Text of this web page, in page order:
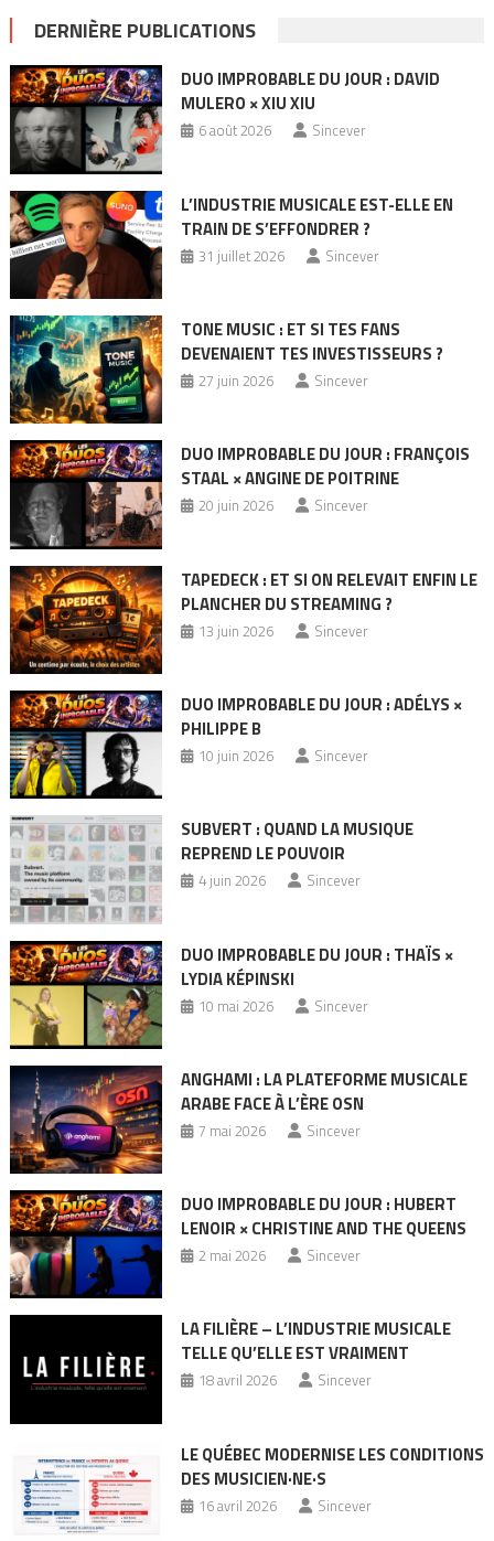
DERNIÈRE PUBLICATIONS
DUO IMPROBABLE DU JOUR : DAVID
MULERO × XIU XIU
6 août 2026 Sincever
L’INDUSTRIE MUSICALE EST-ELLE EN
TRAIN DE S’EFFONDRER ?
31 juillet 2026 Sincever
TONE MUSIC : ET SI TES FANS
DEVENAIENT TES INVESTISSEURS ?
27 juin 2026 Sincever
DUO IMPROBABLE DU JOUR : FRANÇOIS
STAAL × ANGINE DE POITRINE
20 juin 2026 Sincever
TAPEDECK : ET SI ON RELEVAIT ENFIN LE
PLANCHER DU STREAMING ?
13 juin 2026 Sincever
DUO IMPROBABLE DU JOUR : ADÉLYS ×
PHILIPPE B
10 juin 2026 Sincever
SUBVERT : QUAND LA MUSIQUE
REPREND LE POUVOIR
4 juin 2026 Sincever
DUO IMPROBABLE DU JOUR : THAÏS ×
LYDIA KÉPINSKI
10 mai 2026 Sincever
ANGHAMI : LA PLATEFORME MUSICALE
ARABE FACE À L’ÈRE OSN
7 mai 2026 Sincever
DUO IMPROBABLE DU JOUR : HUBERT
LENOIR × CHRISTINE AND THE QUEENS
2 mai 2026 Sincever
LA FILIÈRE – L’INDUSTRIE MUSICALE
TELLE QU’ELLE EST VRAIMENT
18 avril 2026 Sincever
LE QUÉBEC MODERNISE LES CONDITIONS
DES MUSICIEN·NE·S
16 avril 2026 Sincever